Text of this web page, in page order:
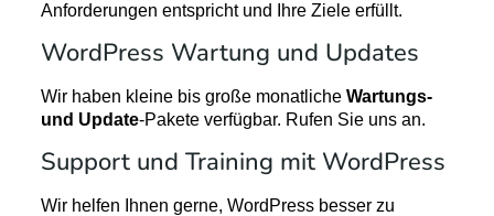
Anforderungen entspricht und Ihre Ziele erfüllt.
WordPress Wartung und Updates
Wir haben kleine bis große monatliche Wartungs-
und Update-Pakete verfügbar. Rufen Sie uns an.
Support und Training mit WordPress
Wir helfen Ihnen gerne, WordPress besser zu